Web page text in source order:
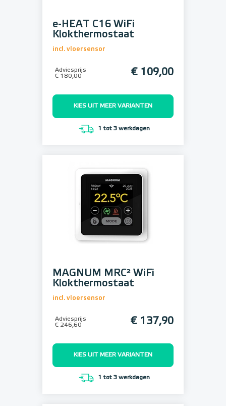
e-HEAT C16 WiFi
Klokthermostaat
incl. vloersensor
Adviesprijs
€ 180,00
€ 109,00
KIES UIT MEER VARIANTEN
1 tot 3 werkdagen
MAGNUM MRC² WiFi
Klokthermostaat
incl. vloersensor
Adviesprijs
€ 246,60
€ 137,90
KIES UIT MEER VARIANTEN
1 tot 3 werkdagen